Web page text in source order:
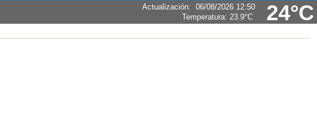
24°C
Actualización: 06/08/2026 12:50
Temperatura: 23.9°C